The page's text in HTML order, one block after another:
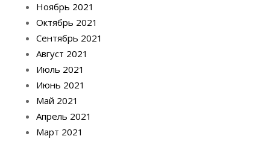
Ноябрь 2021
Октябрь 2021
Сентябрь 2021
Август 2021
Июль 2021
Июнь 2021
Май 2021
Апрель 2021
Март 2021